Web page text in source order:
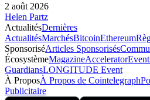
2 août 2026
Helen Partz
ActualitésDernières
ActualitésMarchésBitcoinEthereum
SponsoriséArticles Sponsorisés
ÉcosystèmeMagazineAccelerator
GuardiansLONGITUDE Event
À ProposÀ Propos de Cointelegraph
Publicitaire